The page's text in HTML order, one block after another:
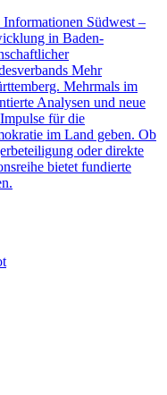
Südwest –
in Baden-
Mehr
Mehrmals im
Analysen und neue
für die
im Land geben. Ob
oder direkte
bietet fundierte